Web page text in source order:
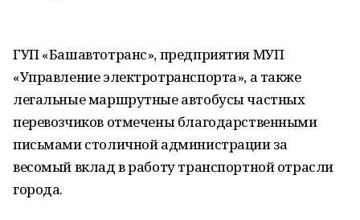
ГУП «Башавтотранс», предприятия МУП
«Управление электротранспорта», а также
легальные маршрутные автобусы частных
перевозчиков отмечены благодарственными
письмами столичной администрации за
весомый вклад в работу транспортной отрасли
города.